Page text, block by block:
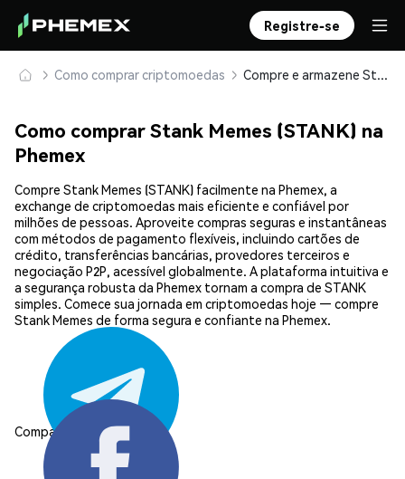
Registre-se
Como comprar criptomoedas Compre e armazene Stank Memes (STANK) com segurança
Como comprar Stank Memes (STANK) na
Phemex
Compre Stank Memes (STANK) facilmente na Phemex, a
exchange de criptomoedas mais eficiente e confiável por
milhões de pessoas. Aproveite compras seguras e instantâneas
com métodos de pagamento flexíveis, incluindo cartões de
crédito, transferências bancárias, provedores terceiros e
negociação P2P, acessível globalmente. A plataforma intuitiva e
a segurança robusta da Phemex tornam a compra de STANK
simples. Comece sua jornada em criptomoedas hoje — compre
Stank Memes de forma segura e confiante na Phemex.
Compartilhar: